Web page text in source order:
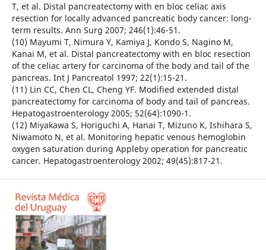
T, et al. Distal pancreatectomy with en bloc celiac axis
resection for locally advanced pancreatic body cancer: long-
term results. Ann Surg 2007; 246(1):46-51.
(10) Mayumi T, Nimura Y, Kamiya J, Kondo S, Nagino M,
Kanai M, et al. Distal pancreatectomy with en bloc resection
of the celiac artery for carcinoma of the body and tail of the
pancreas. Int J Pancreatol 1997; 22(1):15-21.
(11) Lin CC, Chen CL, Cheng YF. Modified extended distal
pancreatectomy for carcinoma of body and tail of pancreas.
Hepatogastroenterology 2005; 52(64):1090-1.
(12) Miyakawa S, Horiguchi A, Hanai T, Mizuno K, Ishihara S,
Niwamoto N, et al. Monitoring hepatic venous hemoglobin
oxygen saturation during Appleby operation for pancreatic
cancer. Hepatogastroenterology 2002; 49(45):817-21.